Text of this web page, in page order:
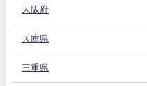
大阪府
兵庫県
三重県